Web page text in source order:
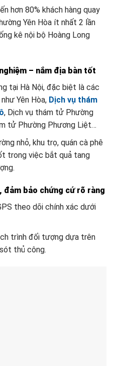
hơn 80% khách hàng quay
Yên Hòa ít nhất 2 lần
kê nội bộ Hoàng Long
– nắm địa bàn tốt
tại Hà Nội, đặc biệt là các
Yên Hòa, Dịch vụ thám
, Dịch vụ thám tử Phường
tử Phường Phương Liệt…
nhỏ, khu trọ, quán cà phê
trong việc bắt quả tang
đảm bảo chứng cứ rõ ràng
theo dõi chính xác dưới
trình đối tượng dựa trên
thủ công.